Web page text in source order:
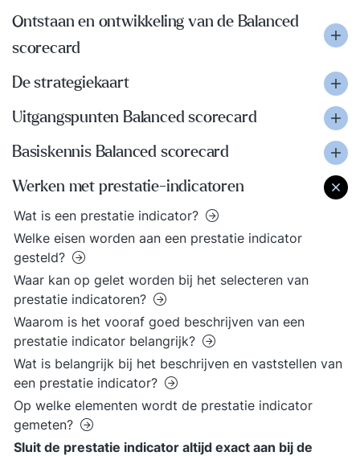
Ontstaan en ontwikkeling van de Balanced
scorecard
De strategiekaart
Uitgangspunten Balanced scorecard
Basiskennis Balanced scorecard
Werken met prestatie-indicatoren
Wat is een prestatie indicator?
Welke eisen worden aan een prestatie indicator
gesteld?
Waar kan op gelet worden bij het selecteren van
prestatie indicatoren?
Waarom is het vooraf goed beschrijven van een
prestatie indicator belangrijk?
Wat is belangrijk bij het beschrijven en vaststellen van
een prestatie indicator?
Op welke elementen wordt de prestatie indicator
gemeten?
Sluit de prestatie indicator altijd exact aan bij de